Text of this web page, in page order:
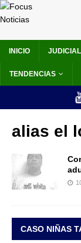
INICIO
TENDENCIAS
alias el
CASO NIÑAS